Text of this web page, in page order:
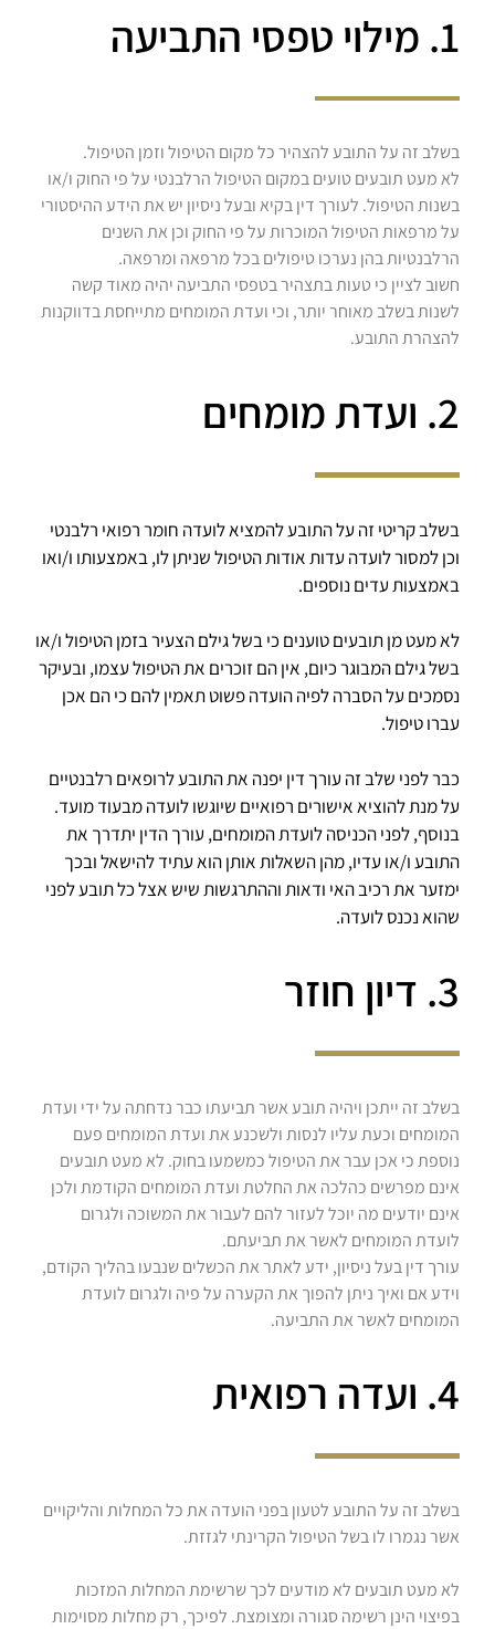
1. מילוי טפסי התביעה
בשלב זה על התובע להצהיר כל מקום הטיפול וזמן הטיפול.
לא מעט תובעים טועים במקום הטיפול הרלבנטי על פי החוק ו/או
בשנות הטיפול. לעורך דין בקיא ובעל ניסיון יש את הידע ההיסטורי
על מרפאות הטיפול המוכרות על פי החוק וכן את השנים
הרלבנטיות בהן נערכו טיפולים בכל מרפאה ומרפאה.
חשוב לציין כי טעות בתצהיר בטפסי התביעה יהיה מאוד קשה
לשנות בשלב מאוחר יותר, וכי ועדת המומחים מתייחסת בדווקנות
להצהרת התובע.
2. ועדת מומחים
בשלב קריטי זה על התובע להמציא לועדה חומר רפואי רלבנטי
וכן למסור לועדה עדות אודות הטיפול שניתן לו, באמצעותו ו/ואו
באמצעות עדים נוספים.
לא מעט מן תובעים טוענים כי בשל גילם הצעיר בזמן הטיפול ו/או
בשל גילם המבוגר כיום, אין הם זוכרים את הטיפול עצמו, ובעיקר
נסמכים על הסברה לפיה הועדה פשוט תאמין להם כי הם אכן
עברו טיפול.
כבר לפני שלב זה עורך דין יפנה את התובע לרופאים רלבנטיים
על מנת להוציא אישורים רפואיים שיוגשו לועדה מבעוד מועד.
בנוסף, לפני הכניסה לועדת המומחים, עורך הדין יתדרך את
התובע ו/או עדיו, מהן השאלות אותן הוא עתיד להישאל ובכך
ימזער את רכיב האי ודאות וההתרגשות שיש אצל כל תובע לפני
שהוא נכנס לועדה.
3. דיון חוזר
בשלב זה ייתכן ויהיה תובע אשר תביעתו כבר נדחתה על ידי ועדת
המומחים וכעת עליו לנסות ולשכנע את ועדת המומחים פעם
נוספת כי אכן עבר את הטיפול כמשמעו בחוק. לא מעט תובעים
אינם מפרשים כהלכה את החלטת ועדת המומחים הקודמת ולכן
אינם יודעים מה יוכל לעזור להם לעבור את המשוכה ולגרום
לועדת המומחים לאשר את תביעתם.
עורך דין בעל ניסיון, ידע לאתר את הכשלים שנבעו בהליך הקודם,
וידע אם ואיך ניתן להפוך את הקערה על פיה ולגרום לועדת
המומחים לאשר את התביעה.
4. ועדה רפואית
בשלב זה על התובע לטעון בפני הועדה את כל המחלות והליקויים
אשר נגמרו לו בשל הטיפול הקרינתי לגזזת.
לא מעט תובעים לא מודעים לכך שרשימת המחלות המזכות
בפיצוי הינן רשימה סגורה ומצומצת. לפיכך, רק מחלות מסוימות